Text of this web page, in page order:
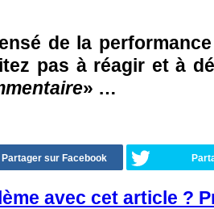
de la
pas à réagir et à
» …
Partager sur Facebook
avec cet article ?